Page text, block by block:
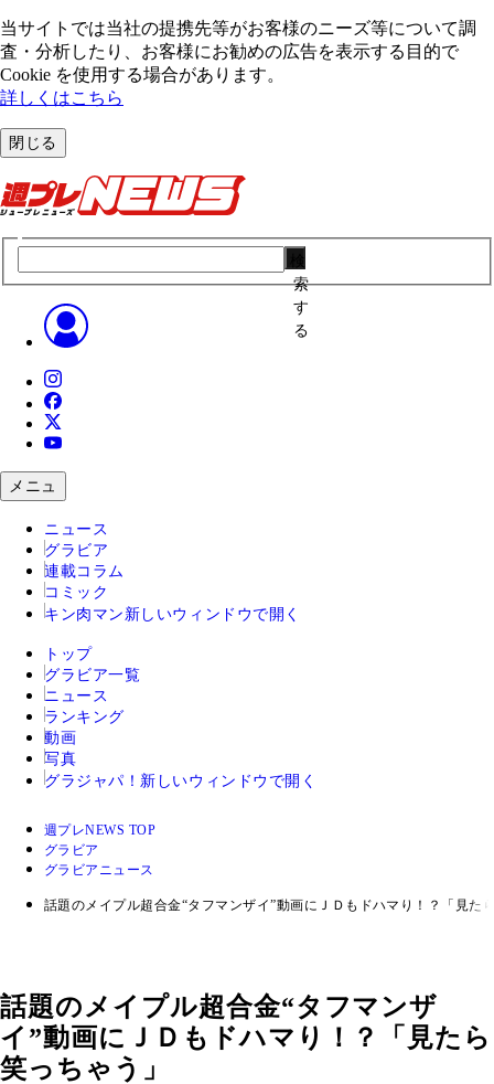
当サイトでは当社の提携先等がお客様のニーズ等について調
査・分析したり、お客様にお勧めの広告を表⽰する⽬的で
Cookie を使⽤する場合があります。
詳しくはこちら
閉じる
索
す
る
メニュ
ニュース
グラビア
連載コラム
コミック
キン肉マン 新しいウィンドウで開く
トップ
グラビア一覧
ニュース
ランキング
動画
写真
グラジャパ！ 新しいウィンドウで開く
週プレNEWS TOP
グラビア
グラビアニュース
話題のメイプル超合金“タフマンザイ”動画にＪＤもドハマり！？「見た
話題のメイプル超合金“タフマンザ
イ”動画にＪＤもドハマり！？「見たら
笑っちゃう」